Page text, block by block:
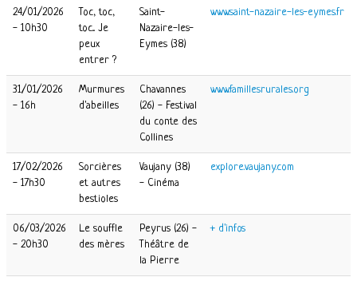
24/01/2026
- 10h30
Toc, toc,
toc... Je
peux
entrer ?
Saint-
Nazaire-les-
Eymes (38)
www.saint-nazaire-les-eymes.fr
31/01/2026
- 16h
Murmures
d'abeilles
Chavannes
(26) - Festival
du conte des
Collines
www.famillesrurales.org
17/02/2026
- 17h30
Sorcières
et autres
bestioles
Vaujany (38)
- Cinéma
explore.vaujany.com
06/03/2026
- 20h30
Le souffle
des mères
Peyrus (26) -
Théâtre de
la Pierre
+ d'infos